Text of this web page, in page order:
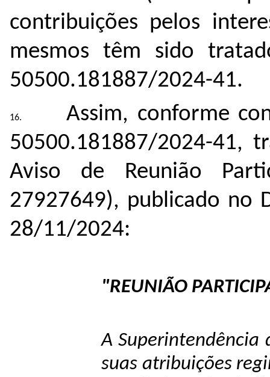
contribuições pelos
mesmos têm sido
50500.181887/2024-41.
Assim, conforme
50500.181887/2024-41,
Aviso de Reunião
27927649), publicado no
28/11/2024:
"REUNIÃO
A Superintendência
suas atribuições